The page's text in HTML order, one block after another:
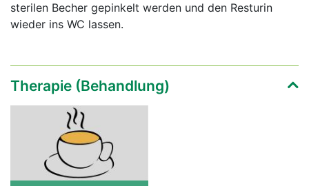
sterilen Becher gepinkelt werden und den Resturin
wieder ins WC lassen.
Therapie (Behandlung)